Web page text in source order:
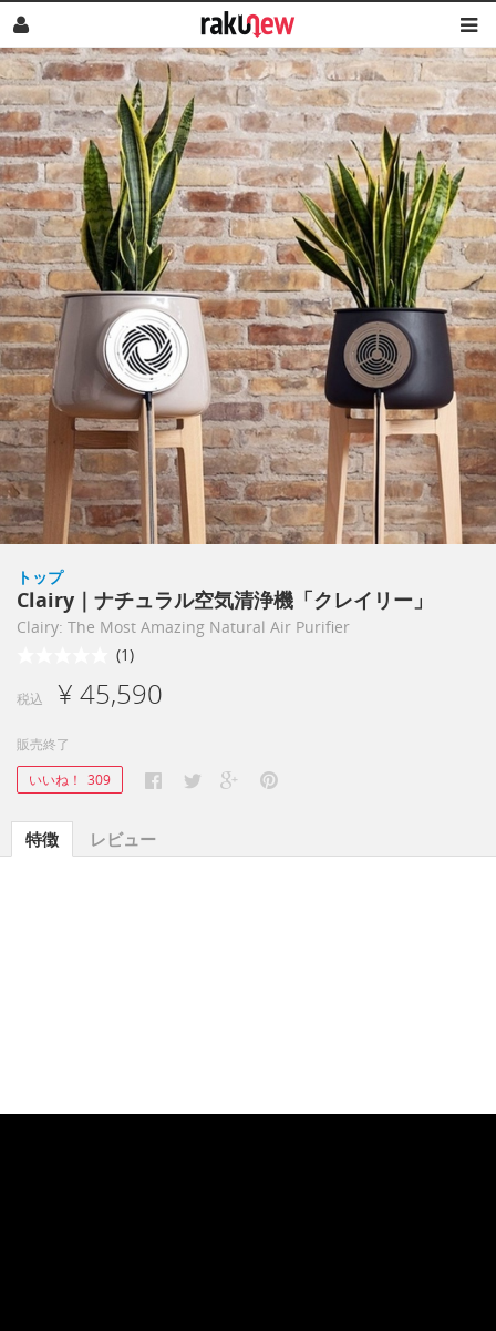
トップ
Clairy｜ナチュラル空気清浄機「クレイリー」
Clairy: The Most Amazing Natural Air Purifier
(1)
税込 ¥ 45,590
販売終了
いいね！ 309
特徴 レビュー